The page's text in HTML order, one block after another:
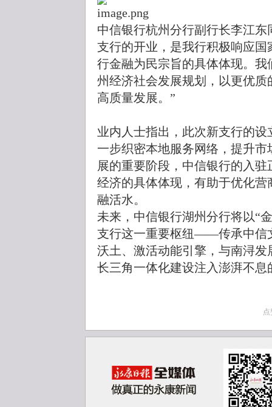
中信银行杭州分行副行长李江
支行的开业，是我行积极响应
行金融为民宗旨的具体体现。
州经济社会发展规划，以更优
高质量发展。”
业内人士指出，此次新支行的
一步织密本地服务网络，提升
展的重要阶段，中信银行的入
经济的具体体现，有助于优化
融活水。
未来，中信银行湖州分行将以“
支行这一重要枢纽——传承中信
沃土、激活动能引擎，与南浔
长三角一体化建设注入澎湃不息
点